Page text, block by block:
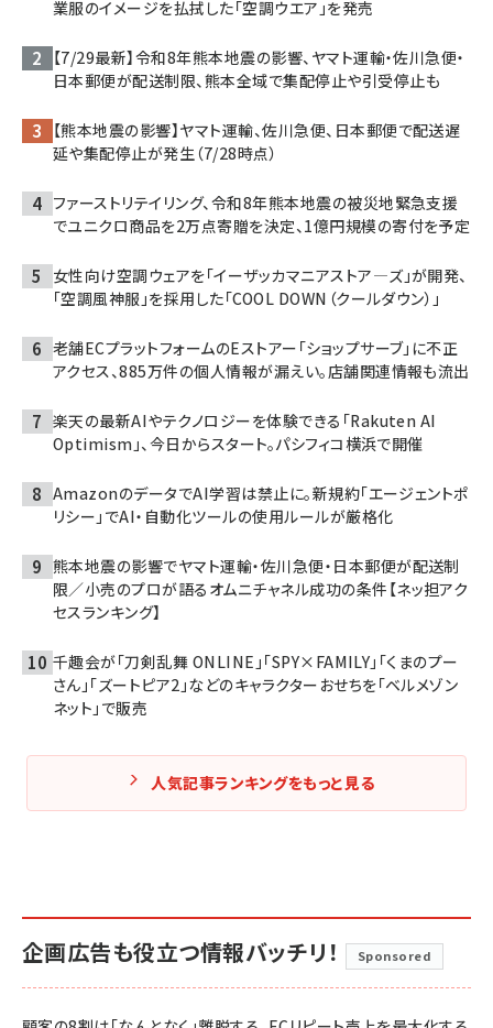
業服のイメージを払拭した「空調ウエア」を発売
【7/29最新】令和8年熊本地震の影響、ヤマト運輸・佐川急便・
日本郵便が配送制限、熊本全域で集配停止や引受停止も
【熊本地震の影響】ヤマト運輸、佐川急便、日本郵便で配送遅
延や集配停止が発生（7/28時点）
ファーストリテイリング、令和8年熊本地震の被災地緊急支援
でユニクロ商品を2万点寄贈を決定、1億円規模の寄付を予定
女性向け空調ウェアを「イーザッカマニアストア―ズ」が開発、
「空調風神服」を採用した「COOL DOWN（クールダウン）」
老舗ECプラットフォームのEストアー「ショップサーブ」に不正
アクセス、885万件の個人情報が漏えい。店舗関連情報も流出
楽天の最新AIやテクノロジーを体験できる「Rakuten AI
Optimism」、今日からスタート。パシフィコ横浜で開催
AmazonのデータでAI学習は禁止に。新規約「エージェントポ
リシー」でAI・自動化ツールの使用ルールが厳格化
熊本地震の影響でヤマト運輸・佐川急便・日本郵便が配送制
限／小売のプロが語るオムニチャネル成功の条件【ネッ担アク
セスランキング】
千趣会が「刀剣乱舞 ONLINE」「SPY×FAMILY」「くまのプー
さん」「ズートピア2」などのキャラクターおせちを「ベルメゾン
ネット」で販売
人気記事ランキングをもっと見る
企画広告も役立つ情報バッチリ！ Sponsored